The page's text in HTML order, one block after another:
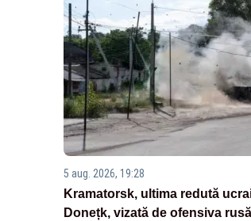
5 aug. 2026, 19:28
Kramatorsk, ultima redută
Donețk, vizată de ofensiva